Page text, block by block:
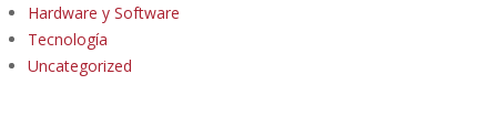
Hardware y Software
Tecnología
Uncategorized